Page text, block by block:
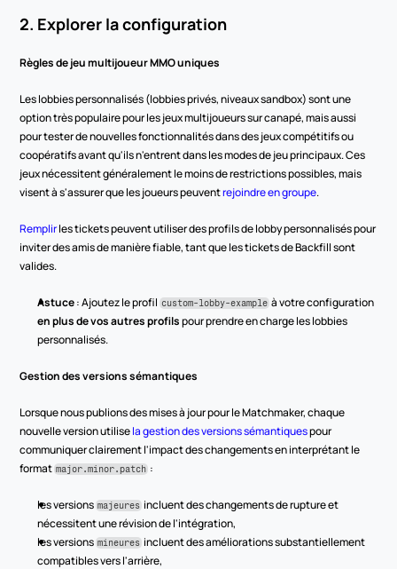
2. Explorer la configuration
Règles de jeu multijoueur MMO uniques
Les lobbies personnalisés (lobbies privés, niveaux sandbox) sont une
option très populaire pour les jeux multijoueurs sur canapé, mais aussi
pour tester de nouvelles fonctionnalités dans des jeux compétitifs ou
coopératifs avant qu'ils n'entrent dans les modes de jeu principaux. Ces
jeux nécessitent généralement le moins de restrictions possibles, mais
visent à s'assurer que les joueurs peuvent rejoindre en groupe.
Remplir les tickets peuvent utiliser des profils de lobby personnalisés pour
inviter des amis de manière fiable, tant que les tickets de Backfill sont
valides.
Astuce : Ajoutez le profil custom-lobby-example
en plus de vos autres profils pour prendre en charge les lobbies
personnalisés.
Gestion des versions sémantiques
Lorsque nous publions des mises à jour pour le Matchmaker, chaque
nouvelle version utilise la gestion des versions sémantiques pour
communiquer clairement l'impact des changements en interprétant le
format major.minor.patch :
les versions majeures incluent des changements de rupture et
nécessitent une révision de l'intégration,
les versions mineures incluent des améliorations substantiellement
compatibles vers l'arrière,